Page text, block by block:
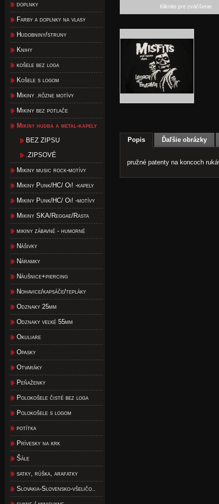
doplnky
Farby a doplnky na vlasy
Hudobniny/struny
Knihy
košele bez loga
Košele s logom
Mikiny .rôzne motívy
Mikiny bez potlače
Mikiny hudba a metal-kapely
BEZ ZIPSU
.ZIPSOVÉ
Mikiny music rock-motívy
Mikiny Punk/HC/ Oi! -kapely
Mikiny Punk/HC/ Oi! -motívy
Mikiny SKA/Reggae/Rasta
mikiny zábavné - humorné
Nášivky
Náramky
Náušnice+piercing
Nohavice/kapsáče/tepláky
Odznaky 25mm
Odznaky veľké 55mm
Okuliare
Opasky
Otvaráky
Peňaženky
Polokošele čisté bez loga
Polokošele s logom
potítka
Prívesky na krk
Šále
satky, rúška, arafatky
Slovakia-Slovensko-všeličo..
Kliknite pre zväčšenie
Popis Ďaľšie obrázky
pružné patenty na koncoch